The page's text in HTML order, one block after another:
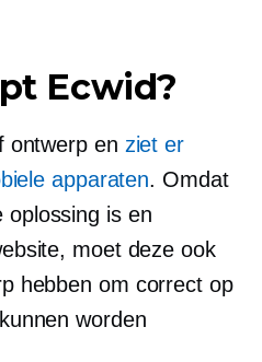
Ecwid?
ontwerp en ziet er
apparaten. Omdat
oplossing is en
moet deze ook
hebben om correct op
worden